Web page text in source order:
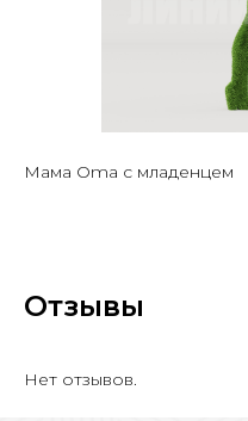
Мама Oma с младенцем
Отзывы
Нет отзывов.